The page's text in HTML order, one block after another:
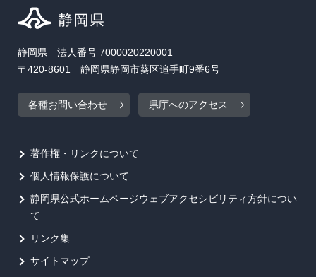
静岡県 法人番号 7000020220001
〒420-8601 静岡県静岡市葵区追手町9番6号
各種お問い合わせ 県庁へのアクセス
著作権・リンクについて
個人情報保護について
静岡県公式ホームページウェブアクセシビリティ方針につい
て
リンク集
サイトマップ